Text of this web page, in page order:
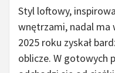
Styl loftowy,
wnętrzami, nadal ma
2025 roku zyskał
oblicze. W gotowych